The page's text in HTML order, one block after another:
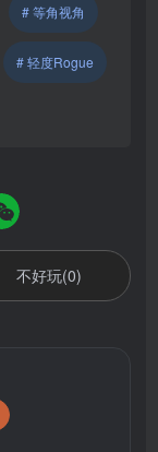
# 等角视角
# 轻度Rogue
不好玩(0)